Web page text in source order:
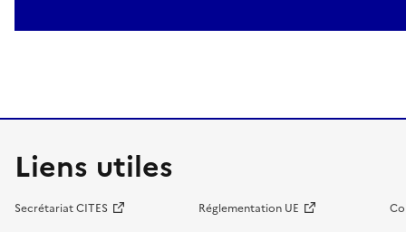
Liens utiles
Secrétariat CITES Réglementation UE